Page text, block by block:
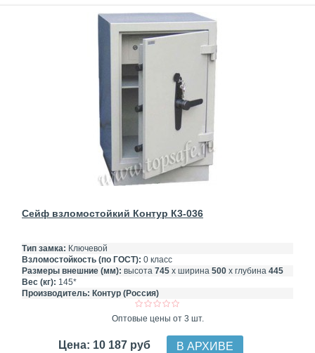
Сейф взломостойкий Контур К3-036
Тип замка: Ключевой
Взломостойкость (по ГОСТ): 0 класс
Размеры внешние (мм): высота 745 х ширина 500 х глубина 445
Вес (кг): 145*
Производитель: Контур (Россия)
Оптовые цены от 3 шт.
Цена: 10 187 руб В АРХИВЕ